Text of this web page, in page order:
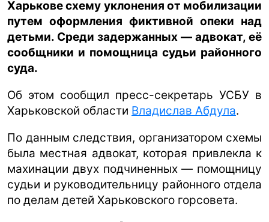
Харькове схему уклонения от мобилизации
путем оформления фиктивной опеки над
детьми. Среди задержанных — адвокат, её
сообщники и помощница судьи районного
суда.
Об этом сообщил пресс-секретарь УСБУ в
Харьковской области Владислав Абдула.
По данным следствия, организатором схемы
была местная адвокат, которая привлекла к
махинации двух подчиненных — помощницу
судьи и руководительницу районного отдела
по делам детей Харьковского горсовета.